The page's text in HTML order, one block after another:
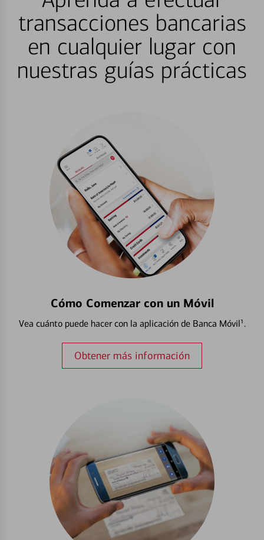
transacciones bancarias
en cualquier lugar con
nuestras guías prácticas
Cómo Comenzar con un Móvil
Vea cuánto puede hacer con la aplicación de Banca Móvil¹.
Obtener más información